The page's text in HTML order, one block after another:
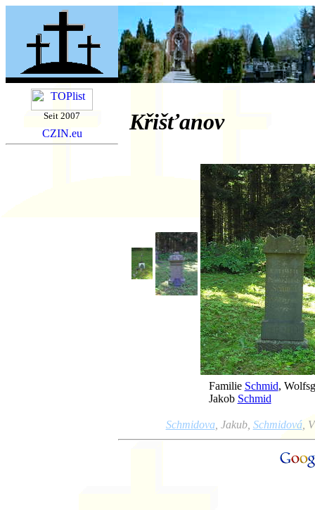
Seit 2007 Křišťanov
Familie Schmid,
Jakob Schmid
Schmidova, Jakub, Schmidová,